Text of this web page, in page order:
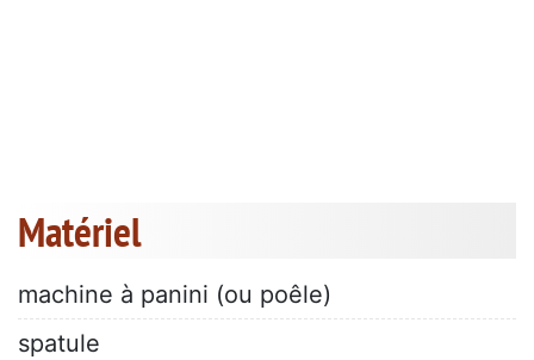
Matériel
machine à panini (ou poêle)
spatule